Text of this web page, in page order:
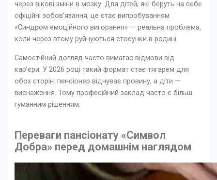
через вікові зміни в мозку. Для дітей, які беруть на себе
офіційні зобов’язання, це стає випробуванням.
«Синдром емоційного вигорання» — реальна проблема,
коли через втому руйнуються стосунки в родині.
Самостійний догляд часто вимагає відмови від
кар’єри. У 2026 році такий формат стає тягарем для
обох сторін: пенсіонер відчуває провину, а діти —
виснаження. Тому професійний заклад часто є більш
гуманним рішенням.
Переваги пансіонату «Символ
Добра» перед домашнім наглядом